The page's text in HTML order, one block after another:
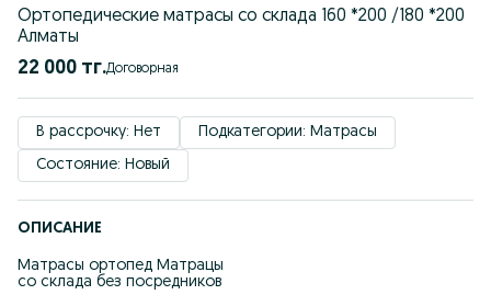
Ортопедические матрасы со склада 160 *200 /180 *200
Алматы
22 000 тг. Договорная
В рассрочку: Нет
Подкатегории: Матрасы
Состояние: Новый
ОПИСАНИЕ
Матрасы ортопед Матрацы
со склада без посредников